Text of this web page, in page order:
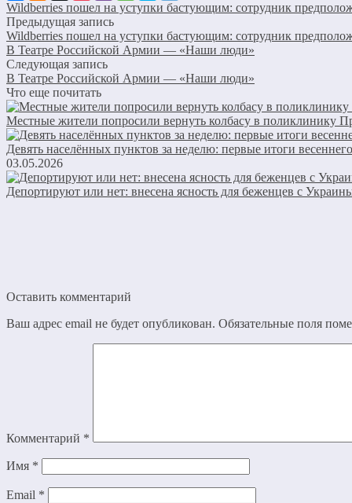
Wildberries пошел на уступки бастующим: сотрудник
Предыдущая запись
Wildberries пошел на уступки бастующим: сотрудник
В Театре Российской Армии — «Наши люди»
Следующая запись
В Театре Российской Армии — «Наши люди»
Что еще почитать
Местные жители попросили вернуть колбасу в поликлинику
Девять населённых пунктов за неделю: первые итоги
03.05.2026
Депортируют или нет: внесена ясность для беженцев с
Оставить комментарий
Ваш адрес email не будет опубликован. Обязательные поля
Комментарий *
Имя *
Email *